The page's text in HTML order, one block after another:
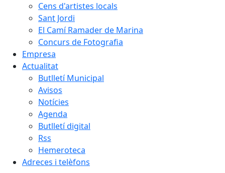
Cens d'artistes locals
Sant Jordi
El Camí Ramader de Marina
Concurs de Fotografia
Empresa
Actualitat
Butlletí Municipal
Avisos
Notícies
Agenda
Butlletí digital
Rss
Hemeroteca
Adreces i telèfons